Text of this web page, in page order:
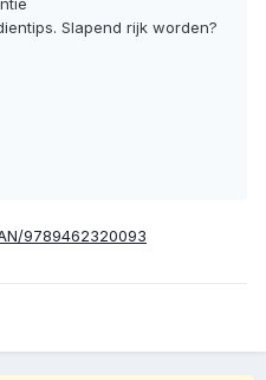
Slapend rijk worden?
9789462320093